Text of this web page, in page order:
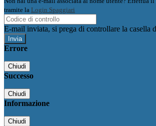
tramite la Login Spaggiari
E-mail inviata, si prega di controllare la casella
Errore
Chiudi
Successo
Chiudi
Informazione
Chiudi